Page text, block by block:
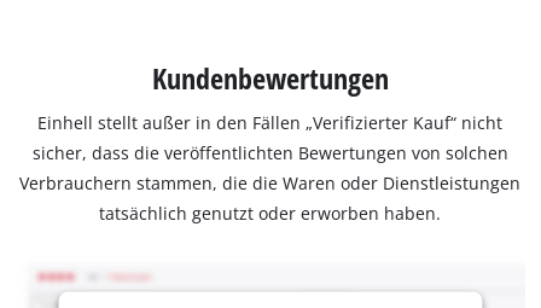
Kundenbewertungen
Einhell stellt außer in den Fällen „Verifizierter Kauf“ nicht
sicher, dass die veröffentlichten Bewertungen von solchen
Verbrauchern stammen, die die Waren oder Dienstleistungen
tatsächlich genutzt oder erworben haben.